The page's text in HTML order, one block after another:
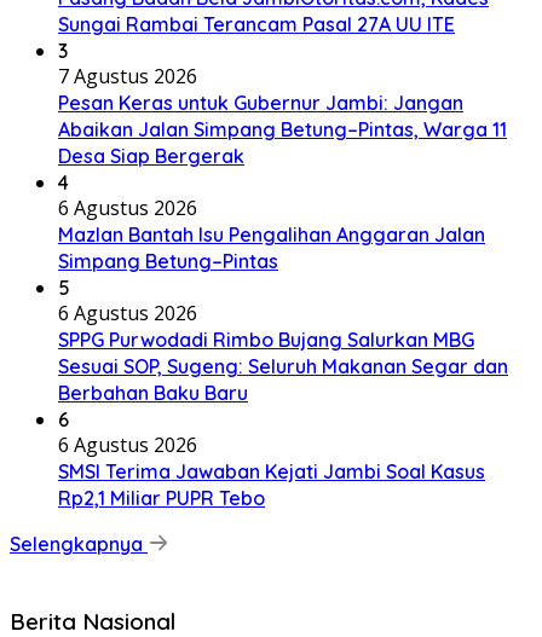
Sungai Rambai Terancam Pasal 27A UU ITE
3
7 Agustus 2026
Pesan Keras untuk Gubernur Jambi: Jangan
Abaikan Jalan Simpang Betung–Pintas, Warga 11
Desa Siap Bergerak
4
6 Agustus 2026
Mazlan Bantah Isu Pengalihan Anggaran Jalan
Simpang Betung–Pintas
5
6 Agustus 2026
SPPG Purwodadi Rimbo Bujang Salurkan MBG
Sesuai SOP, Sugeng: Seluruh Makanan Segar dan
Berbahan Baku Baru
6
6 Agustus 2026
SMSI Terima Jawaban Kejati Jambi Soal Kasus
Rp2,1 Miliar PUPR Tebo
Selengkapnya
Berita Nasional